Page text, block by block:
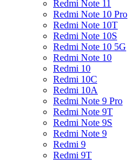
Redmi Note 11
Redmi Note 10 Pro
Redmi Note 10T
Redmi Note 10S
Redmi Note 10 5G
Redmi Note 10
Redmi 10
Redmi 10C
Redmi 10A
Redmi Note 9 Pro
Redmi Note 9T
Redmi Note 9S
Redmi Note 9
Redmi 9
Redmi 9T